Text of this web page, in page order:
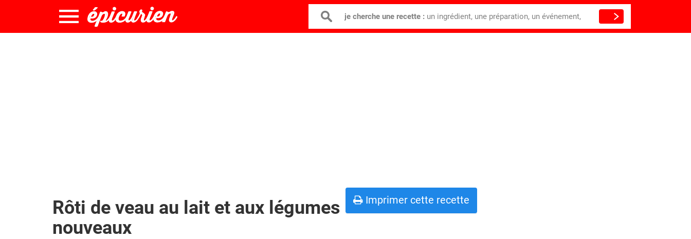
je cherche une recette : un ingrédient, une préparation, un événement,
Rôti de veau au lait et aux légumes
nouveaux
Imprimer cette recette